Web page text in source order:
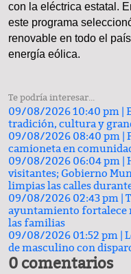
con la eléctrica estatal.
este programa
renovable en todo el
energía eólica.
Te podría interesar...
09/08/2026 10:40 pm |
tradición, cultura y
09/08/2026 08:40 pm |
camioneta en
09/08/2026 06:04 pm |
visitantes; Gobierno
limpias las calles
09/08/2026 02:43 pm |
ayuntamiento fortalece
las familias
09/08/2026 01:52 pm |
de masculino con
0 comentarios